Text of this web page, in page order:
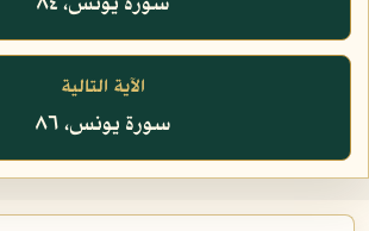
الآية التالية
سورة يونس، ٨٦